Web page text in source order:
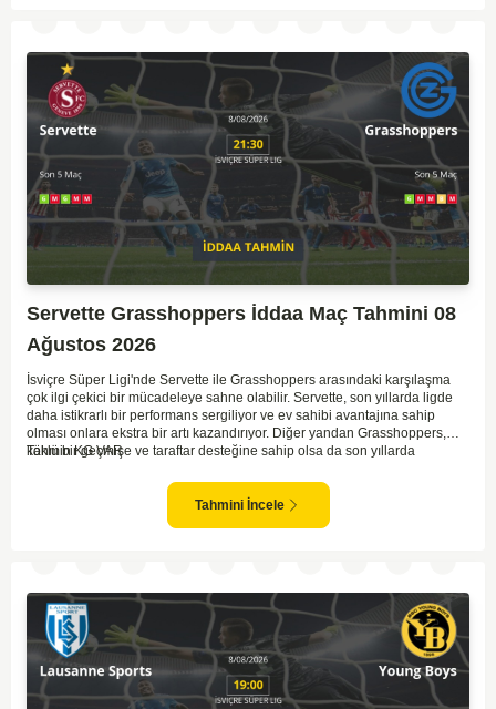
Servette Grasshoppers İddaa Maç Tahmini 08
Ağustos 2026
İsviçre Süper Ligi'nde Servette ile Grasshoppers arasındaki karşılaşma
çok ilgi çekici bir mücadeleye sahne olabilir. Servette, son yıllarda ligde
daha istikrarlı bir performans sergiliyor ve ev sahibi avantajına sahip
olması onlara ekstra bir artı kazandırıyor. Diğer yandan Grasshoppers,
köklü bir geçmişe ve taraftar desteğine sahip olsa da son yıllarda
genellikle maçlarda gol yollarında etkili olurken, Grasshoppers savunma
anlamında zaman zaman sorunlar yaşayabiliyor. Bu durumda,
karşılaşmanın gollü geçmesi muhtemel gözüküyor. İki takımın oyun tarzını
Tahmin KG VAR
Tahmini İncele